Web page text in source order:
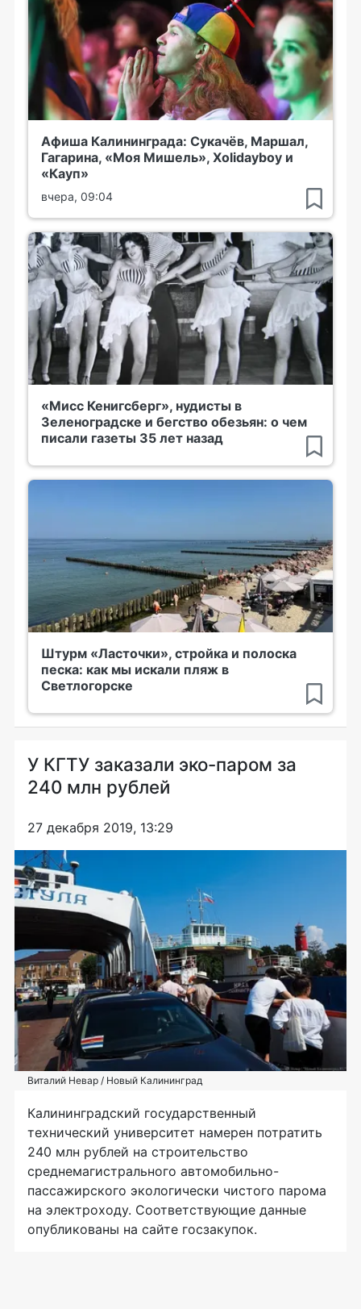
Афиша Калининграда: Сукачёв, Маршал,
Гагарина, «Моя Мишель», Xolidayboy и
«Кауп»
вчера, 09:04
«Мисс Кенигсберг», нудисты в
Зеленоградске и бегство обезьян: о чем
писали газеты 35 лет назад
Штурм «Ласточки», стройка и полоска
песка: как мы искали пляж в
Светлогорске
У КГТУ заказали эко-паром за
240 млн рублей
27 декабря 2019, 13:29
Виталий Невар / Новый Калининград
Калининградский государственный
технический университет намерен потратить
240 млн рублей на строительство
среднемагистрального автомобильно-
пассажирского экологически чистого парома
на электроходу. Соответствующие данные
опубликованы на сайте госзакупок.